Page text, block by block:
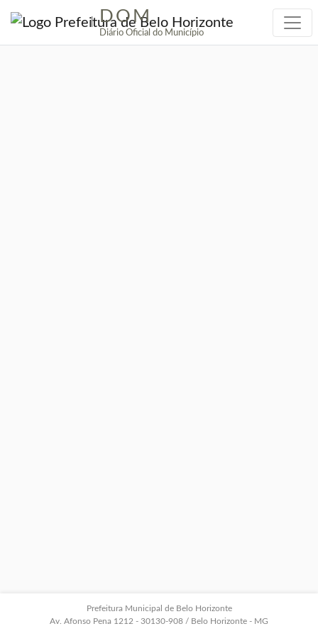
| DOM
Diário Oficial do Município
Prefeitura Municipal de Belo Horizonte
Av. Afonso Pena 1212 - 30130-908 / Belo Horizonte - MG